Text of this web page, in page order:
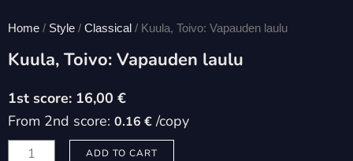
Home / Style / Classical / Kuula, Toivo: Vapauden laulu
Kuula, Toivo: Vapauden laulu
16,00 €
From 2nd score: 0.16 € /copy
Kuula,
ADD TO CART